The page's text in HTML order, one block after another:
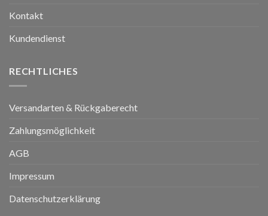
Kontakt
Kundendienst
RECHTLICHES
Versandarten & Rückgaberecht
Zahlungsmöglichkeit
AGB
Impressum
Datenschutzerklärung